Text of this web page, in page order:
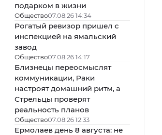
подарком в жизни
Общество07.08.26 14:34
Рогатый ревизор пришел с
инспекцией на ямальский
завод
Общество07.08.26 14:17
Близнецы переосмыслят
коммуникации, Раки
настроят домашний ритм, а
Стрельцы проверят
реальность планов
Общество07.08.26 12:33
Ермолаев день 8 августа: не